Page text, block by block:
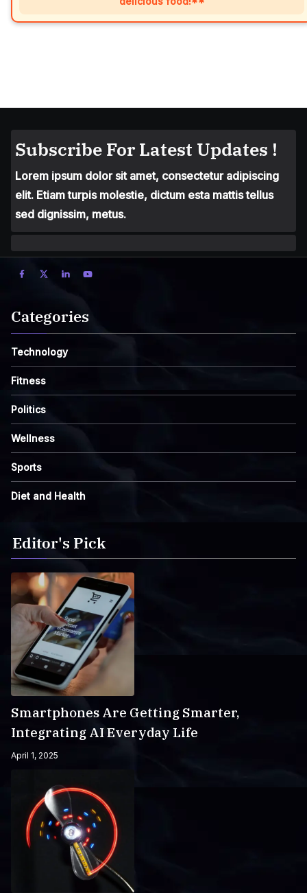
Subscribe For Latest Updates !
Lorem ipsum dolor sit amet, consectetur adipiscing
elit. Etiam turpis molestie, dictum esta mattis tellus
sed dignissim, metus.
Categories
Technology
Fitness
Politics
Wellness
Sports
Diet and Health
Editor's Pick
Smartphones Are Getting Smarter,
Integrating AI Everyday Life
April 1, 2025